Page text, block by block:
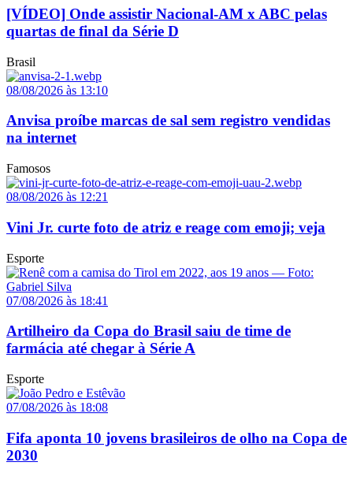
[VÍDEO] Onde assistir Nacional-AM x ABC pelas
quartas de final da Série D
Brasil
08/08/2026 às 13:10
Anvisa proíbe marcas de sal sem registro vendidas
na internet
Famosos
08/08/2026 às 12:21
Vini Jr. curte foto de atriz e reage com emoji; veja
Esporte
07/08/2026 às 18:41
Artilheiro da Copa do Brasil saiu de time de
farmácia até chegar à Série A
Esporte
07/08/2026 às 18:08
Fifa aponta 10 jovens brasileiros de olho na Copa de
2030